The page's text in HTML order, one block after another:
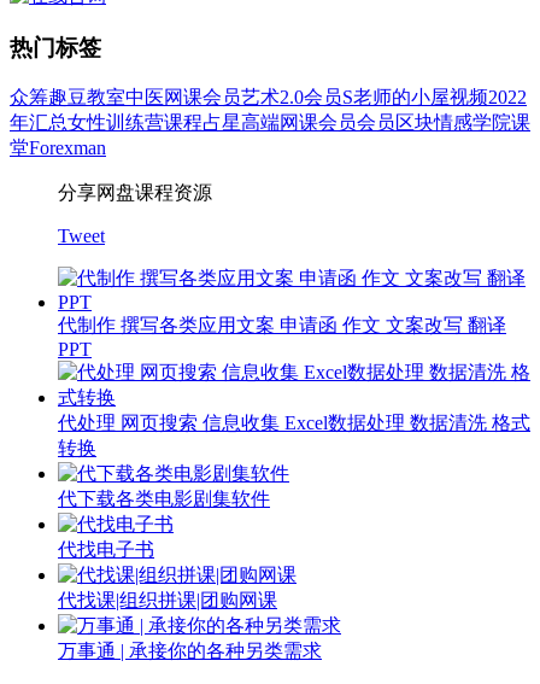
热门标签
众筹趣豆教室中医网课会员艺术2.0会员S老师的小屋视频2022
年汇总女性训练营课程占星高端网课会员会员区块情感学院课
堂Forexman
分享网盘课程资源
Tweet
代制作 撰写各类应用文案 申请函 作文 文案改写 翻译
PPT
代处理 网页搜索 信息收集 Excel数据处理 数据清洗 格式
转换
代下载各类电影剧集软件
代找电子书
代找课|组织拼课|团购网课
万事通 | 承接你的各种另类需求